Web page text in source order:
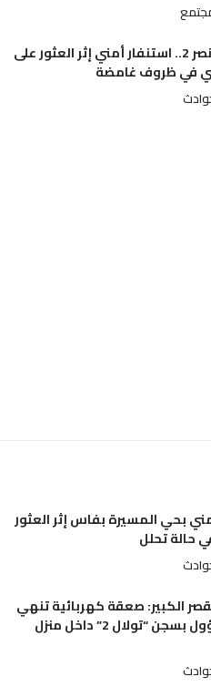
لغز حي النصر 2.. استنفار أمني إثر العثور على
في ظروف غامضة
بحي المسيرة بفاس إثر العثور
حالة تحلل
الكبير: صعقة كهربائية تنهي
حياة مسؤول بسجن “تولال 2” داخل منزل